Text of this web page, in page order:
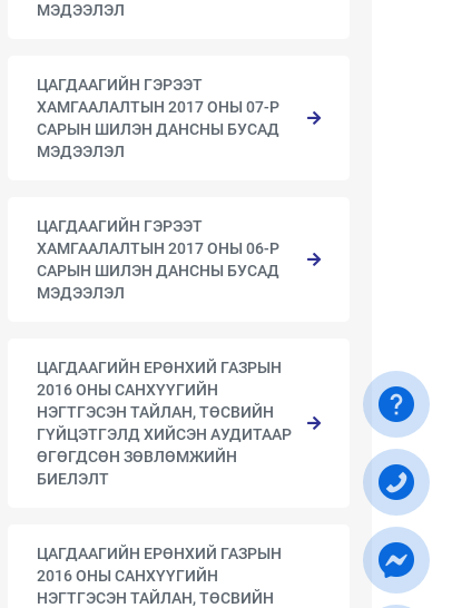
МЭДЭЭЛЭЛ
ЦАГДААГИЙН ГЭРЭЭТ
ХАМГААЛАЛТЫН 2017 ОНЫ 07-Р
САРЫН ШИЛЭН ДАНСНЫ БУСАД
МЭДЭЭЛЭЛ
ЦАГДААГИЙН ГЭРЭЭТ
ХАМГААЛАЛТЫН 2017 ОНЫ 06-Р
САРЫН ШИЛЭН ДАНСНЫ БУСАД
МЭДЭЭЛЭЛ
ЦАГДААГИЙН ЕРӨНХИЙ ГАЗРЫН
2016 ОНЫ САНХҮҮГИЙН
НЭГТГЭСЭН ТАЙЛАН, ТӨСВИЙН
ГҮЙЦЭТГЭЛД ХИЙСЭН АУДИТААР
ӨГӨГДСӨН ЗӨВЛӨМЖИЙН
БИЕЛЭЛТ
ЦАГДААГИЙН ЕРӨНХИЙ ГАЗРЫН
2016 ОНЫ САНХҮҮГИЙН
НЭГТГЭСЭН ТАЙЛАН, ТӨСВИЙН